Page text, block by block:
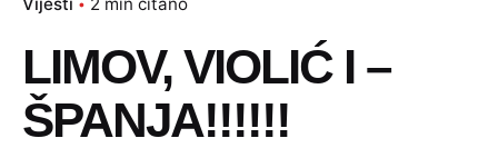
LIMOV, VIOLIĆ I –
ŠPANJA!!!!!!